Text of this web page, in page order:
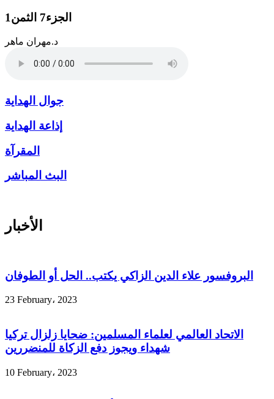
الجزء7 الثمن1
د.مهران ماهر
جوال الهداية
إذاعة الهداية
المقرآة
البث المباشر
الأخبار
البروفسور علاء الدين الزاكي يكتب.. الحل أو الطوفان
23 February، 2023
الاتحاد العالمي لعلماء المسلمين: ضحايا زلزال تركيا
شهداء ويجوز دفع الزكاة للمنضررين
10 February، 2023